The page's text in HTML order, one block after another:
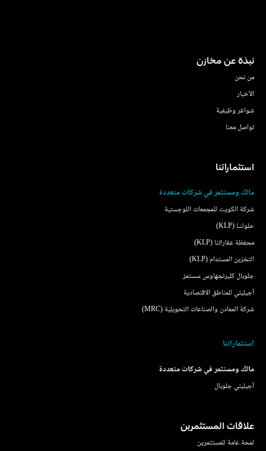
نبذة عن مخازن
من نحن
الأخبار
شواغر وظيفية
تواصل معنا
استثماراتنا
مالك ومستثمر في شركات متعددة
شركة الكويت للمجمعات اللوجستية
حلولنـا (KLP)
محفظة عقاراتنا (KLP)
التخزين المستدام (KLP)
جلوبال كليرنجهاوس سستمز
أجيليتي للمناطق الاقتصادية
شركة المعادن والصناعات التحويلية (MRC)
استثماراتنا
مالك ومستثمر في شركات متعددة
أجيليتي جلوبال
علاقات المستثمرين
لمحة عامة للمستثمرين